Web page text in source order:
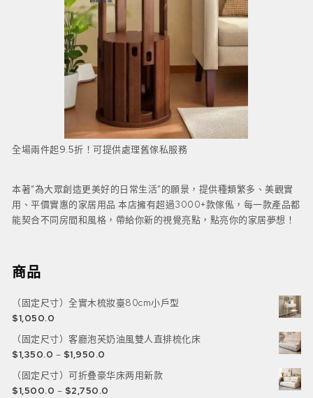
全場兩件起9.5折！可提供處理舊傢私服務
本著“為大眾創造更美好的日常生活”的願景，提供種類繁多、美觀實
用、平價實惠的家居用品 本店擁有超過3000+款傢俬，每一款產品都
能契合不同房間和風格，帶給你新的視覺亮點，點亮你的家居夢想！
商品
（固定尺寸）全實木梳妝臺80cm小戶型
$1,050.0
（固定尺寸）客廳泡芙奶油風雙人直排梳化床
$1,350.0 – $1,950.0
（固定尺寸）可折叠豪华床两用新款
$1,500.0 – $2,750.0